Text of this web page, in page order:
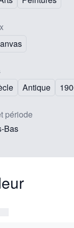
Antique
période
Bas